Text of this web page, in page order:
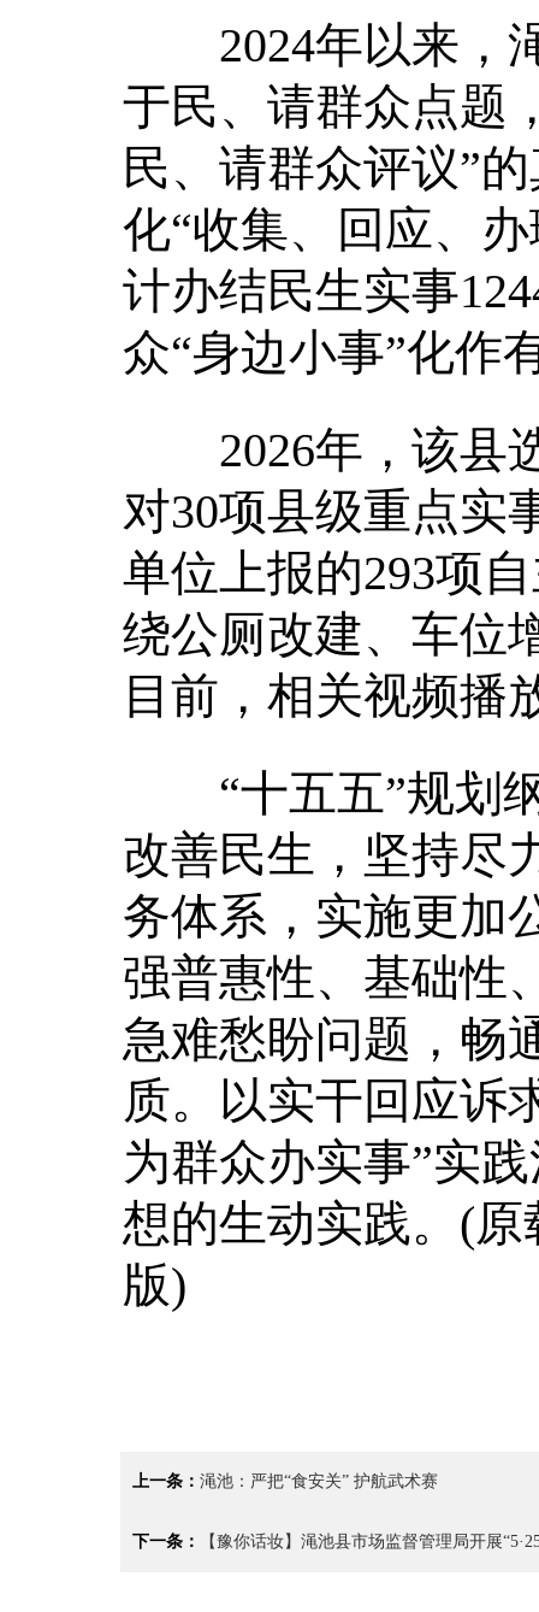
2024年以来，渑
于民、请群众点题
民、请群众评议”
化“收集、回应、
计办结民生实事
众“身边小事”化作
2026年，该县选
对30项县级重点实
单位上报的293项
绕公厕改建、车位
目前，相关视频播
“十五五”规划纲
改善民生，坚持尽
务体系，实施更加
强普惠性、基础性
急难愁盼问题，畅
质。以实干回应诉
为群众办实事”实
想的生动实践。(原
版)
上一条： 渑池：严把“食安关” 护航武术赛
下一条： 【豫你话妆】渑池县市场监督管理局开展